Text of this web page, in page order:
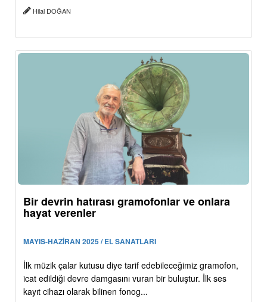
Hilal DOĞAN
Bir devrin hatırası gramofonlar ve onlara
hayat verenler
MAYIS-HAZİRAN 2025 / EL SANATLARI
İlk müzik çalar kutusu diye tarif edebileceğimiz gramofon,
icat edildiği devre damgasını vuran bir buluştur. İlk ses
kayıt cihazı olarak bilinen fonog...